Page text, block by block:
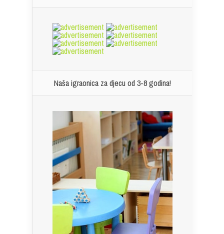
Naša igraonica za djecu od 3-8 godina!